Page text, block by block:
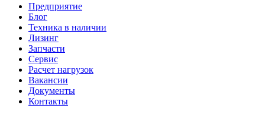
Предприятие
Блог
Техника в наличии
Лизинг
Запчасти
Сервис
Расчет нагрузок
Вакансии
Документы
Контакты